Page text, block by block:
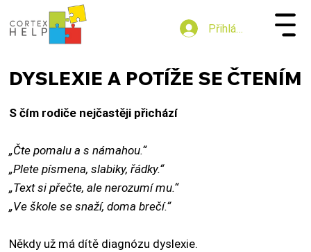
Přihlásit se
DYSLEXIE A POTÍŽE SE ČTENÍM
DYSLEXIE A POTÍŽE SE ČTENÍM
S čím rodiče nejčastěji přichází
„Čte pomalu a s námahou.“
„Plete písmena, slabiky, řádky.“
„Text si přečte, ale nerozumí mu.“
„Ve škole se snaží, doma brečí.“
Někdy už má dítě diagnózu dyslexie.